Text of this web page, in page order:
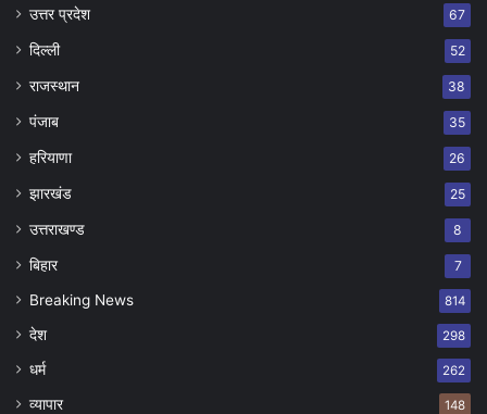
उत्तर प्रदेश 67
दिल्ली 52
राजस्थान 38
पंजाब 35
हरियाणा 26
झारखंड 25
उत्तराखण्ड 8
बिहार 7
Breaking News 814
देश 298
धर्म 262
व्यापार 148